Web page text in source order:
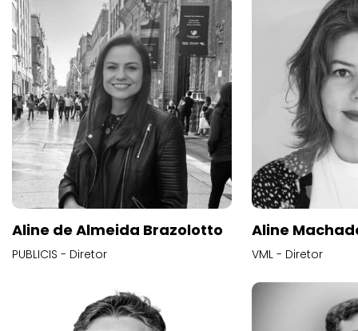
Aline de Almeida Brazolotto
PUBLICIS - Diretor
Aline
VML - Diretor